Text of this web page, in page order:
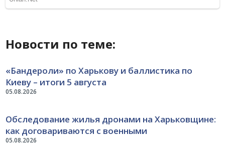
Новости по теме:
05.08.2026
«Бандероли» по Харькову и баллистика по
Киеву – итоги 5 августа
05.08.2026
Обследование жилья дронами на Харьковщине:
как договариваются с военными